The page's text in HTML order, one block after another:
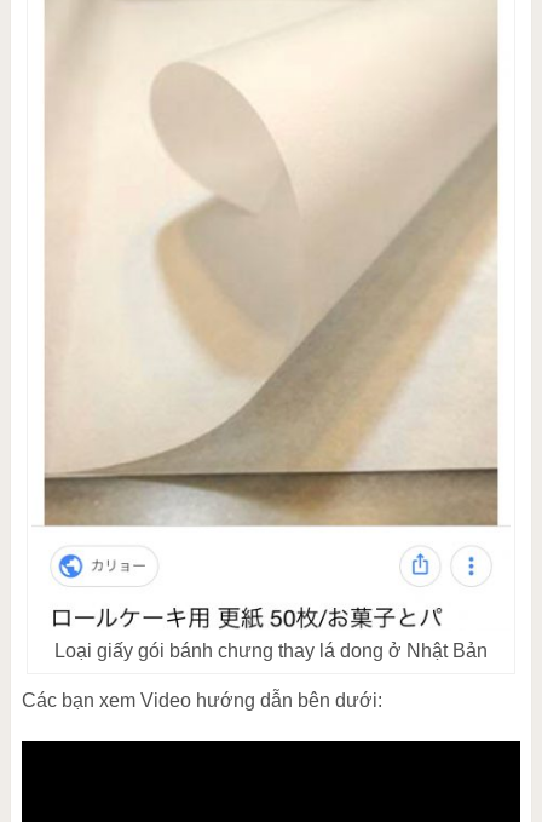
Loại giấy gói bánh chưng thay lá dong ở Nhật Bản
Các bạn xem Video hướng dẫn bên dưới: